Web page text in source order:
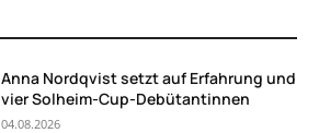
Anna Nordqvist setzt auf Erfahrung und
vier Solheim-Cup-Debütantinnen
04.08.2026